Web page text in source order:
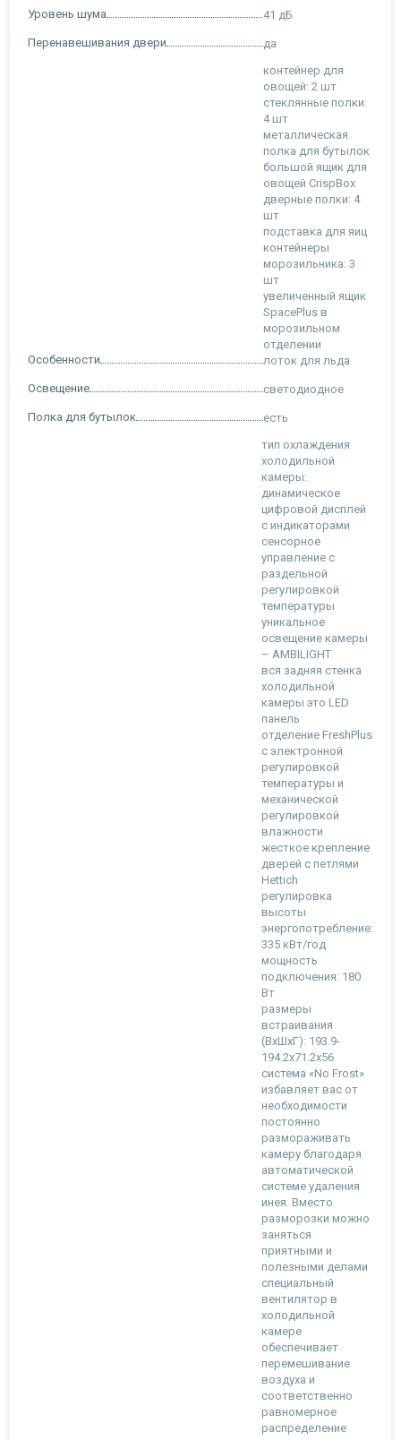
Уровень шума 41 дБ
Перенавешивания двери да
Особенности
контейнер для
овощей: 2 шт
стеклянные полки:
4 шт
металлическая
полка для бутылок
большой ящик для
овощей CrispBox
дверные полки: 4
шт
подставка для яиц
контейнеры
морозильника: 3
шт
увеличенный ящик
SpacePlus в
морозильном
отделении
лоток для льда
Освещение светодиодное
Полка для бутылок
есть
тип охлаждения
холодильной
камеры:
динамическое
цифровой дисплей
с индикаторами
сенсорное
управление с
раздельной
регулировкой
температуры
уникальное
освещение камеры
– AMBILIGHT
вся задняя стенка
холодильной
камеры это LED
панель
отделение FreshPlus
с электронной
регулировкой
температуры и
механической
регулировкой
влажности
жесткое крепление
дверей с петлями
Hettich
регулировка
высоты
энергопотребление:
335 кВт/год
мощность
подключения: 180
Вт
размеры
встраивания
(ВxШxГ): 193.9-
194.2x71.2x56
система «No Frost»
избавляет вас от
необходимости
постоянно
размораживать
камеру благодаря
автоматической
системе удаления
инея. Вместо
разморозки можно
заняться
приятными и
полезными делами
специальный
вентилятор в
холодильной
камере
обеспечивает
перемешивание
воздуха и
соответственно
равномерное
распределение